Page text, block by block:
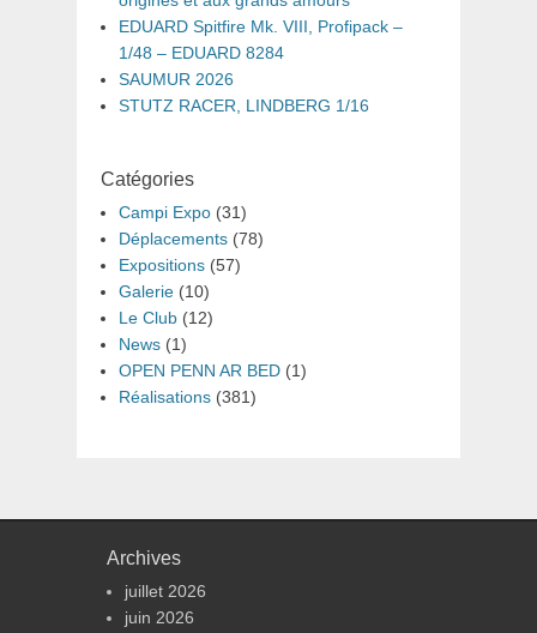
EDUARD Spitfire Mk. VIII, Profipack –
1/48 – EDUARD 8284
SAUMUR 2026
STUTZ RACER, LINDBERG 1/16
Catégories
Campi Expo (31)
Déplacements (78)
Expositions (57)
Galerie (10)
Le Club (12)
News (1)
OPEN PENN AR BED (1)
Réalisations (381)
Archives
juillet 2026
juin 2026